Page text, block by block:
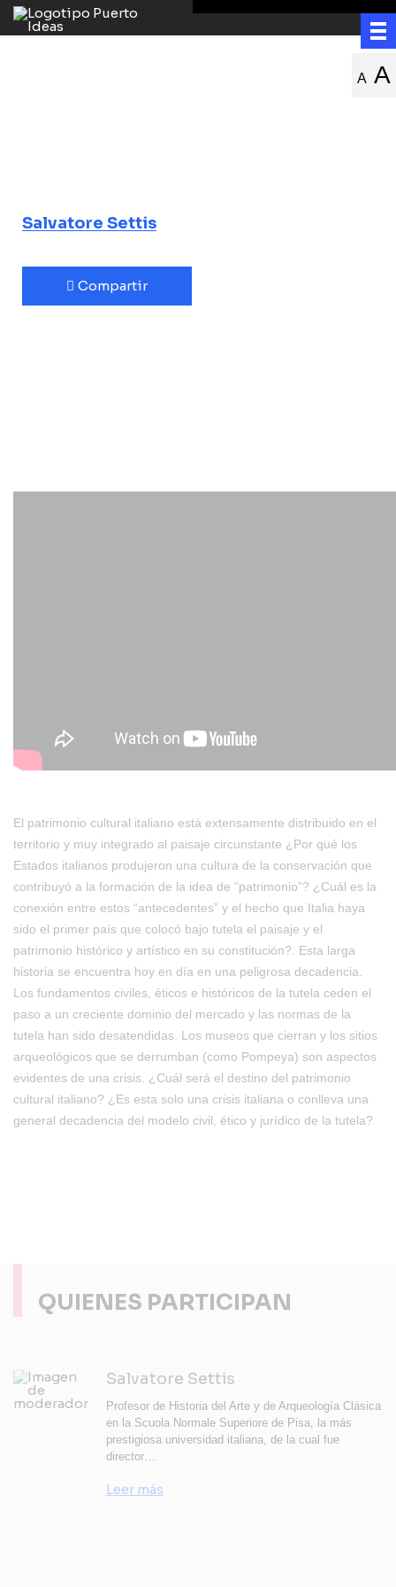
A A
Salvatore Settis
Compartir
El patrimonio cultural italiano está extensamente distribuido en el
territorio y muy integrado al paisaje circunstante ¿Por qué los
Estados italianos produjeron una cultura de la conservación que
contribuyó a la formación de la idea de “patrimonio”? ¿Cuál es la
conexión entre estos “antecedentes” y el hecho que Italia haya
sido el primer país que colocó bajo tutela el paisaje y el
patrimonio histórico y artístico en su constitución?. Esta larga
historia se encuentra hoy en día en una peligrosa decadencia.
Los fundamentos civiles, éticos e históricos de la tutela ceden el
paso a un creciente dominio del mercado y las normas de la
tutela han sido desatendidas. Los museos que cierran y los sitios
arqueológicos que se derrumban (como Pompeya) son aspectos
evidentes de una crisis. ¿Cuál será el destino del patrimonio
cultural italiano? ¿Es esta solo una crisis italiana o conlleva una
general decadencia del modelo civil, ético y jurídico de la tutela?
QUIENES PARTICIPAN
Salvatore Settis
Profesor de Historia del Arte y de Arqueología Clásica
en la Scuola Normale Superiore de Pisa, la más
prestigiosa universidad italiana, de la cual fue
director…
Leer más